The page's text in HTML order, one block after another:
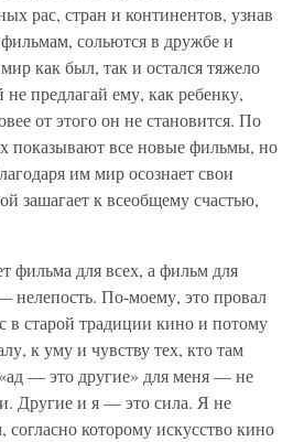
рас, стран и континентов, узнав
фильмам, сольются в дружбе и
как был, так и остался тяжело
предлагай ему, как ребенку,
от этого он не становится. По
показывают все новые фильмы, но
им мир осознает свои
зашагает к всеобщему счастью,
фильма для всех, а фильм для
нелепость. По-моему, это провал
в старой традиции кино и потому
к уму и чувству тех, кто там
— это другие» для меня — не
Другие и я — это сила. Я не
согласно которому искусство кино